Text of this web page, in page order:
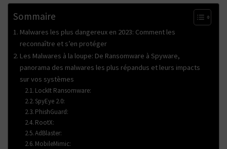
Sommaire
Malwares les plus dangereux en 2023: Comment les
reconnaître et s’en protéger
Les Malwares à la loupe: De Ransomware à Spyware,
panorama des malwares les plus répandus et leurs impacts
sur vos systèmes
LockIt Ransomware:
SpyEye 2.0:
PhishGuard:
RootX:
AdBlaster:
MobileMimic: